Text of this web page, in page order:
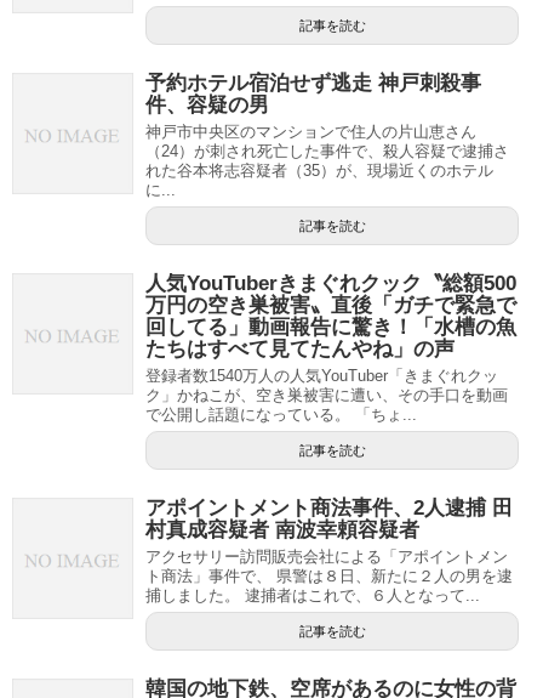
記事を読む
予約ホテル宿泊せず逃走 神戸刺殺事
件、容疑の男
神戸市中央区のマンションで住人の片山恵さん
（24）が刺され死亡した事件で、殺人容疑で逮捕さ
れた谷本将志容疑者（35）が、現場近くのホテル
に...
記事を読む
人気YouTuberきまぐれクック〝総額500
万円の空き巣被害〟直後「ガチで緊急で
回してる」動画報告に驚き！「水槽の魚
たちはすべて見てたんやね」の声
登録者数1540万人の人気YouTuber「きまぐれクッ
ク」かねこが、空き巣被害に遭い、その手口を動画
で公開し話題になっている。 「ちょ...
記事を読む
アポイントメント商法事件、2人逮捕 田
村真成容疑者 南波幸頼容疑者
アクセサリー訪問販売会社による「アポイントメン
ト商法」事件で、 県警は８日、新たに２人の男を逮
捕しました。 逮捕者はこれで、６人となって...
記事を読む
韓国の地下鉄、空席があるのに女性の背